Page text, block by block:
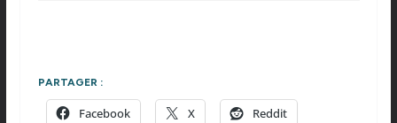
PARTAGER :
Facebook X Reddit